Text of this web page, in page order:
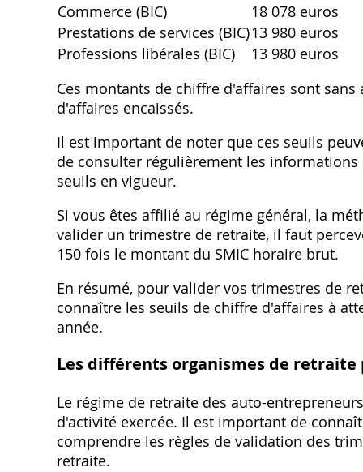
Commerce (BIC)
18 078 euros
Prestations de services (BIC)13 980 euros
Professions libérales (BIC)
13 980 euros
Ces montants de chiffre d'affaires sont
d'affaires encaissés.
Il est important de noter que ces seuils
de consulter régulièrement les
seuils en vigueur.
Si vous êtes affilié au régime général‚ la
valider un trimestre de retraite‚ il faut
150 fois le montant du SMIC horaire brut.
En résumé‚ pour valider vos trimestres de
connaître les seuils de chiffre d'affaires à
année.
Les différents organismes de
Le régime de retraite des auto-
d'activité exercée. Il est important de
comprendre les règles de validation des
retraite.